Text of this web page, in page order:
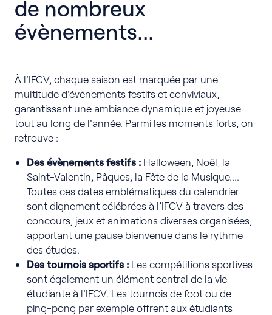
de nombreux
évènements...
À l'IFCV, chaque saison est marquée par une
multitude d'événements festifs et conviviaux,
garantissant une ambiance dynamique et joyeuse
tout au long de l'année. Parmi les moments forts, on
retrouve :
Des évènements festifs : Halloween, Noël, la
Saint-Valentin, Pâques, la Fête de la Musique….
Toutes ces dates emblématiques du calendrier
sont dignement célébrées à l’IFCV à travers des
concours, jeux et animations diverses organisées,
apportant une pause bienvenue dans le rythme
des études.
Des tournois sportifs : Les compétitions sportives
sont également un élément central de la vie
étudiante à l'IFCV. Les tournois de foot ou de
ping-pong par exemple offrent aux étudiants